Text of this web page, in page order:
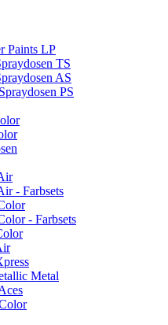
Paints LP
TS
AS
PS
- Farbsets
- Farbsets
Metal